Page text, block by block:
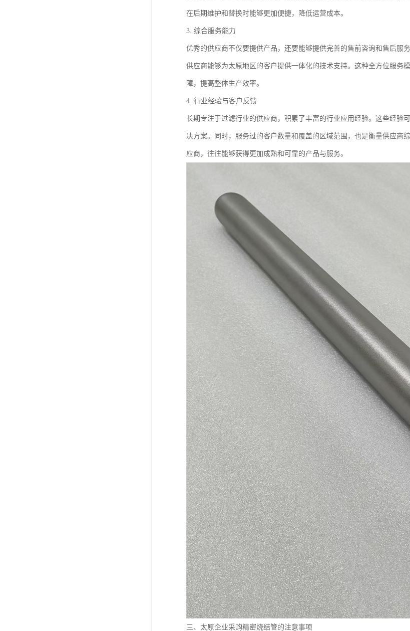
在后期维护和替换时能够更加便捷，降低运营成本。
3. 综合服务能力
优秀的供应商不仅要提供产品，还要能够提供完善的售前咨询和售后服
供应商能够为太原地区的客户提供一体化的技术支持。这种全方位服务
障，提高整体生产效率。
4. 行业经验与客户反馈
长期专注于过滤行业的供应商，积累了丰富的行业应用经验。这些经验
决方案。同时，服务过的客户数量和覆盖的区域范围，也是衡量供应商
应商，往往能够获得更加成熟和可靠的产品与服务。
三、太原企业采购精密烧结管的注意事项